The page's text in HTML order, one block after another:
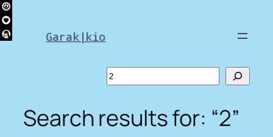
Skip
to
content Garak|kio
Search
Search results for: “2”